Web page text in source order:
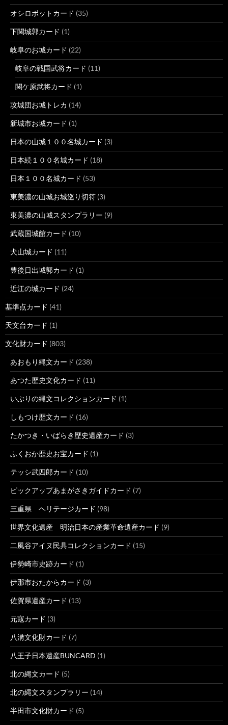
オシロボットカード (35)
下関城郭カード (1)
岐阜のお城カード (22)
岐阜の戦国武将カード (11)
関ケ原武将カード (1)
攻城団お城トレカ (14)
新城市お城カード (1)
日本の山城１００名城カード (3)
日本続１００名城カード (18)
日本１００名城カード (53)
東美濃の山城お城巡り切符 (3)
東美濃の山城スタンプラリー (9)
武蔵国城館カード (10)
犬山城カード (11)
豊後日出城郭カード (1)
近江の城カード (24)
基準点カード (41)
天文台カード (1)
文化財カード (803)
あおもり縄文カード (238)
あつた歴史文化カード (11)
いぶりの縄文コレクションカード (1)
しもつけ歴文カード (16)
たかつき・いばらき歴史遺産カード (3)
ふくおか歴史お宝カード (1)
テッシ武四郎カード (10)
ピックアップあまがさきガイドカード (7)
三重県 ヘリテージカード (98)
世界文化遺産 明治日本の産業革命遺産カード (9)
二風谷アイヌ民具コレクションカード (15)
伊勢崎市史跡カード (1)
伊那市おたからカード (3)
佐賀県遺産カード (13)
元寇カード (3)
八溝文化財カード (7)
八王子日本遺産BUNCARD (1)
北の縄文カード (5)
北の縄文スタンプラリー (14)
半田市文化財カード (5)